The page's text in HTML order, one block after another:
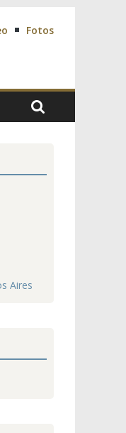
Fotos
Aires